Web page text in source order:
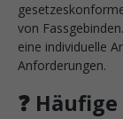
von
eine individuelle
Anforderungen.
❓